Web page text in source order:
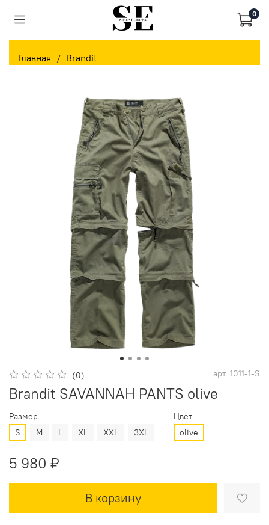
0
Главная Brandit
(0) арт. 1011-1-S
Brandit SAVANNAH PANTS olive
Размер
S
M L XL XXL 3XL
Цвет
olive
5 980 ₽
В корзину